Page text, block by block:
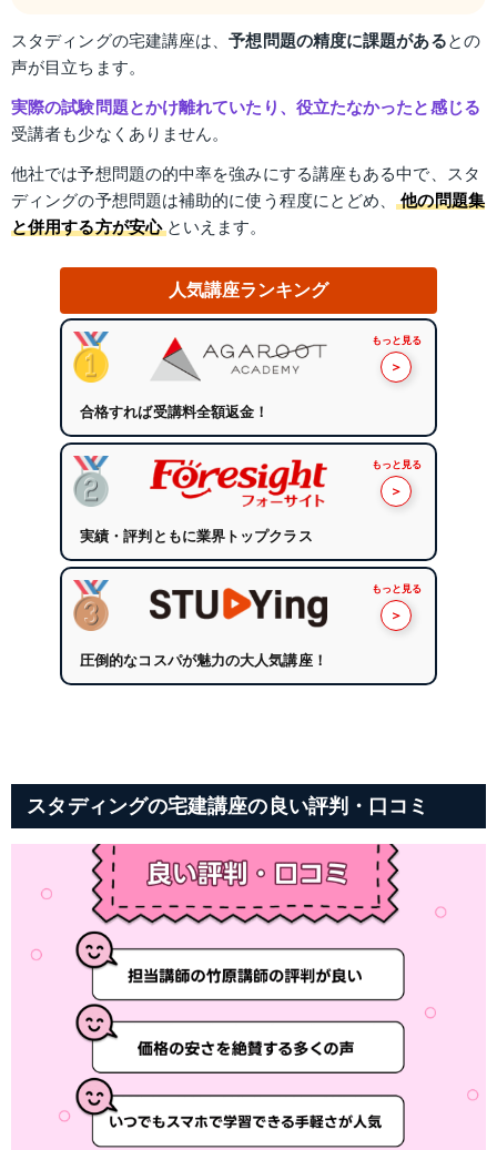
スタディングの宅建講座は、予想問題の精度に課題があるとの
声が目立ちます。
実際の試験問題とかけ離れていたり、役立たなかったと感じる
受講者も少なくありません。
他社では予想問題の的中率を強みにする講座もある中で、スタ
ディングの予想問題は補助的に使う程度にとどめ、 他の問題集
と併用する方が安心 といえます。
人気講座ランキング
もっと見る
＞
合格すれば受講料全額返金！
もっと見る
＞
実績・評判ともに業界トップクラス
もっと見る
＞
圧倒的なコスパが魅力の大人気講座！
スタディングの宅建講座の良い評判・口コミ